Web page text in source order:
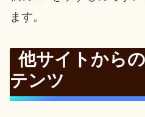
ます。
他サイトから
テンツ